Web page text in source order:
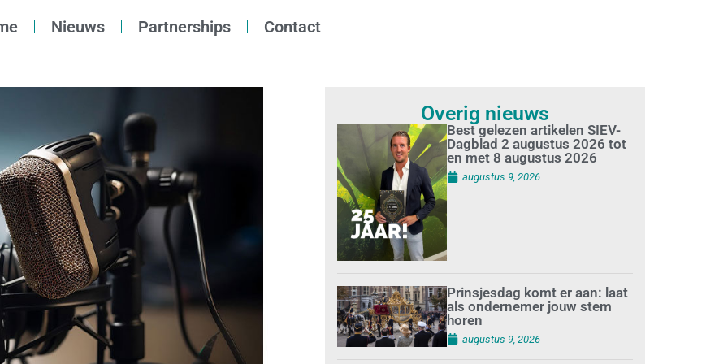
Nieuws Partnerships Contact
Overig nieuws
Best gelezen artikelen SIEV-
Dagblad 2 augustus 2026 tot
en met 8 augustus 2026
augustus 9, 2026
Prinsjesdag komt er aan: laat
als ondernemer jouw stem
horen
augustus 9, 2026